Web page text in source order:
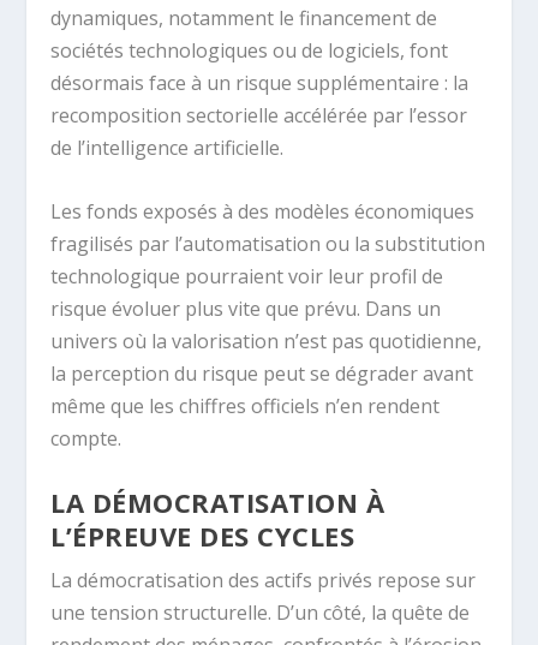
dynamiques, notamment le financement de
sociétés technologiques ou de logiciels, font
désormais face à un risque supplémentaire : la
recomposition sectorielle accélérée par l’essor
de l’intelligence artificielle.
Les fonds exposés à des modèles économiques
fragilisés par l’automatisation ou la substitution
technologique pourraient voir leur profil de
risque évoluer plus vite que prévu. Dans un
univers où la valorisation n’est pas quotidienne,
la perception du risque peut se dégrader avant
même que les chiffres officiels n’en rendent
compte.
LA DÉMOCRATISATION À
L’ÉPREUVE DES CYCLES
La démocratisation des actifs privés repose sur
une tension structurelle. D’un côté, la quête de